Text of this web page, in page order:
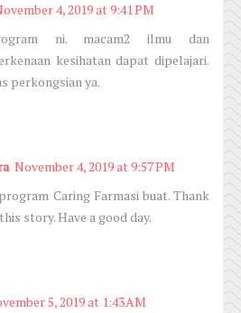
4, 2019 at 9:41 PM
ni. macam2 ilmu dan
kesihatan dapat dipelajari.
perkongsian ya.
November 4, 2019 at 9:57 PM
Caring Farmasi buat. Thank
story. Have a good day.
5, 2019 at 1:43 AM